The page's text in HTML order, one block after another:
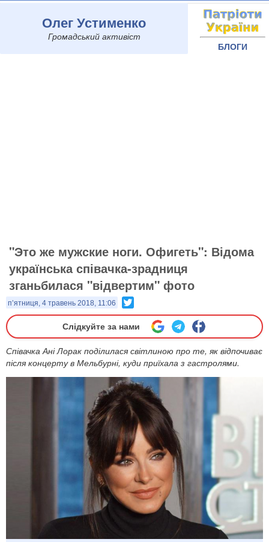
Олег Устименко
Громадський активіст
БЛОГИ
"Это же мужские ноги. Офигеть": Відома
українська співачка-зрадниця
зганьбилася "відвертим" фото
п’ятниця, 4 травень 2018, 11:06
Слідкуйте за нами
Співачка Ані Лорак поділилася світлиною про те, як відпочиває
після концерту в Мельбурні, куди приїхала з гастролями.